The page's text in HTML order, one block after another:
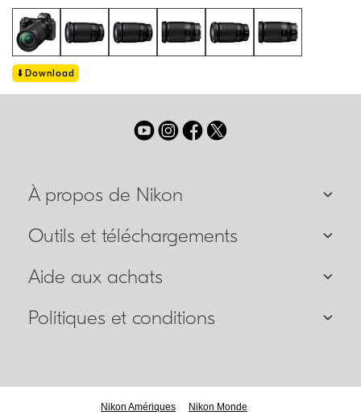
Download
À propos de Nikon
Outils et téléchargements
Aide aux achats
Politiques et conditions
Nikon Amériques Nikon Monde